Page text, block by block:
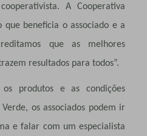
A Cooperativa
que beneficia o associado e a
que as melhores
resultados para todos”.
produtos e as condições
os associados podem ir
e falar com um especialista